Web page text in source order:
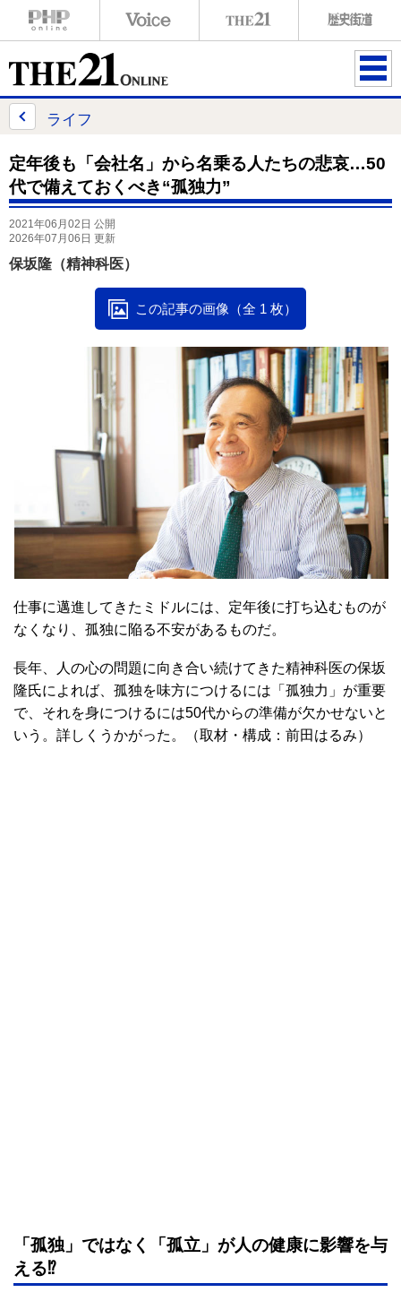
ME
ライフ
定年後も「会社名」から名乗る人たちの悲哀…50
代で備えておくべき“孤独力”
2021年06月02日 公開
2026年07月06日 更新
保坂隆（精神科医）
この記事の画像（全 1 枚）
仕事に邁進してきたミドルには、定年後に打ち込むものが
なくなり、孤独に陥る不安があるものだ。
長年、人の心の問題に向き合い続けてきた精神科医の保坂
隆氏によれば、孤独を味方につけるには「孤独力」が重要
で、それを身につけるには50代からの準備が欠かせないと
いう。詳しくうかがった。（取材・構成：前田はるみ）
「孤独」ではなく「孤立」が人の健康に影響を与
える⁉